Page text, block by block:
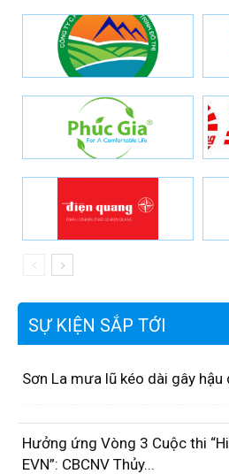
SỰ KIỆN SẮP TỚI
Sơn La mưa lũ kéo dài gây
Hưởng ứng Vòng 3 Cuộc thi
EVN”: CBCNV Thủy...